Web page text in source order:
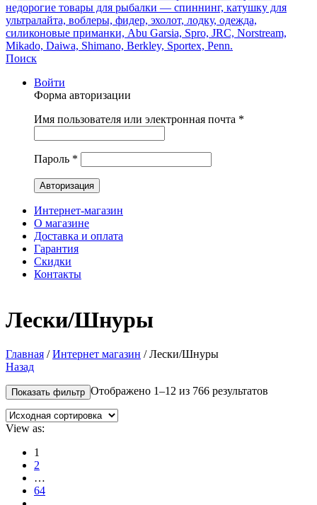
Поиск
Войти
Форма авторизации
Имя пользователя или электронная почта *
Пароль *
Интернет-магазин
О магазине
Доставка и оплата
Гарантия
Скидки
Контакты
Лески/Шнуры
Главная / Интернет магазин /Лески/Шнуры
Назад
Показать фильтр Отображено 1–12 из 766 результатов
View as:
1
2
…
64